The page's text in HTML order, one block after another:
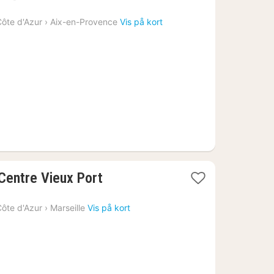
d'Azur › Aix-en-Provence Vis på kort
Vieux Port
fra
d'Azur › Marseille Vis på kort